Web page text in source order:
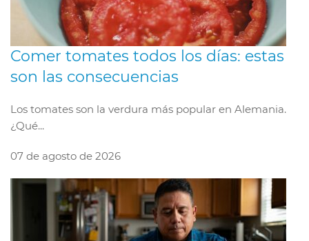
Comer tomates todos los días: estas
son las consecuencias
Los tomates son la verdura más popular en Alemania.
¿Qué...
07 de agosto de 2026